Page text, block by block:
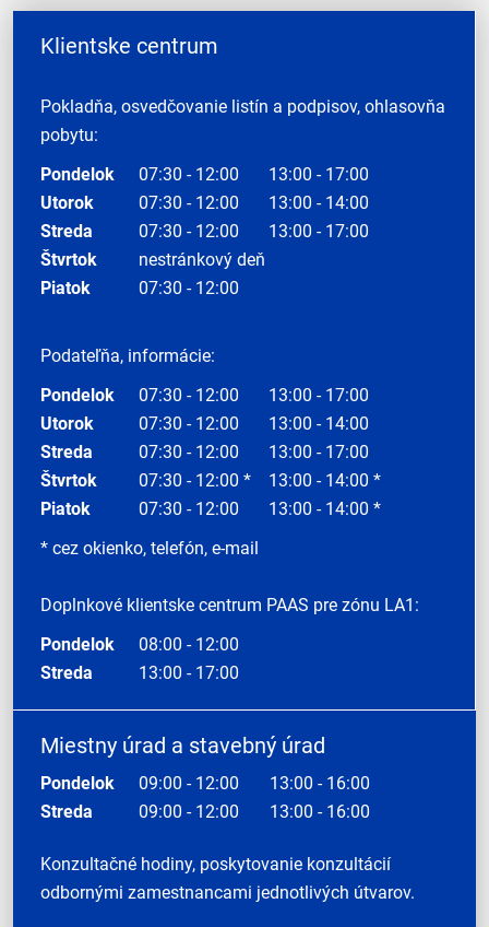
Klientske centrum
Pokladňa, osvedčovanie listín a podpisov, ohlasovňa
pobytu:
Pondelok
07:30 - 12:00
13:00 - 17:00
Utorok
07:30 - 12:00
13:00 - 14:00
Streda
07:30 - 12:00
13:00 - 17:00
Štvrtok
nestránkový deň
Piatok
07:30 - 12:00
Podateľňa, informácie:
Pondelok
07:30 - 12:00
13:00 - 17:00
Utorok
07:30 - 12:00
13:00 - 14:00
Streda
07:30 - 12:00
13:00 - 17:00
Štvrtok
07:30 - 12:00 *
13:00 - 14:00 *
Piatok
07:30 - 12:00
13:00 - 14:00 *
* cez okienko, telefón, e-mail
Doplnkové klientske centrum PAAS pre zónu LA1:
Pondelok
08:00 - 12:00
Streda
13:00 - 17:00
Miestny úrad a stavebný úrad
Pondelok 09:00 - 12:00
13:00 - 16:00
Streda
09:00 - 12:00 13:00 - 16:00
Konzultačné hodiny, poskytovanie konzultácií
odbornými zamestnancami jednotlivých útvarov.